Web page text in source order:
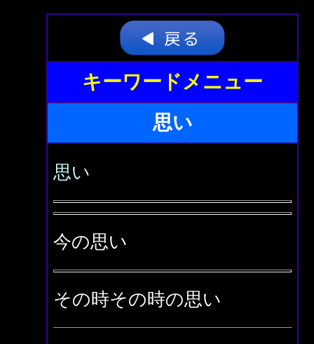
キーワードメニュー
思い
思い
今の思い
その時その時の思い